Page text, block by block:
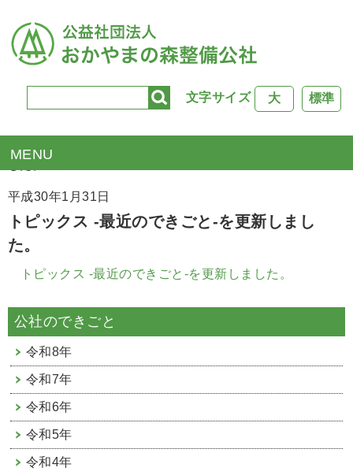
文字サイズ 標準
大
TOP>新着情報
平成30年1月31日
トピックス -最近のできごと-を更新しまし
た。
トピックス -最近のできごと-を更新しました。
公社のできごと
令和8年
令和7年
令和6年
令和5年
令和4年